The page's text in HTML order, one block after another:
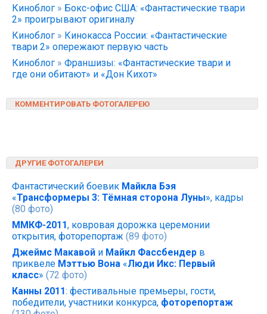
Киноблог » Бокс-офис США: «Фантастические твари
2» проигрывают оригиналу
Киноблог » Кинокасса России: «Фантастические
твари 2» опережают первую часть
Киноблог » Франшизы: «Фантастические твари и
где они обитают» и «Дон Кихот»
КОММЕНТИРОВАТЬ ФОТОГАЛЕРЕЮ
ДРУГИЕ ФОТОГАЛЕРЕИ
Фантастический боевик Майкла Бэя
«Трансформеры 3: Тёмная сторона Луны», кадры
(80 фото)
ММКФ-2011, ковровая дорожка церемонии
открытия, фоторепортаж (89 фото)
Джеймс Макавой и Майкл Фассбендер в
приквеле Мэттью Вона «Люди Икс: Первый
класс» (72 фото)
Канны 2011: фестивальные премьеры, гости,
победители, участники конкурса, фоторепортаж